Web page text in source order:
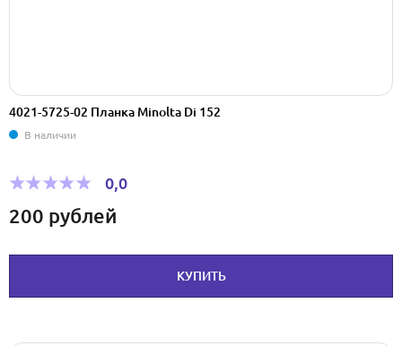
4021-5725-02 Планка Minolta Di 152
В наличии
0,0
200 рублей
КУПИТЬ